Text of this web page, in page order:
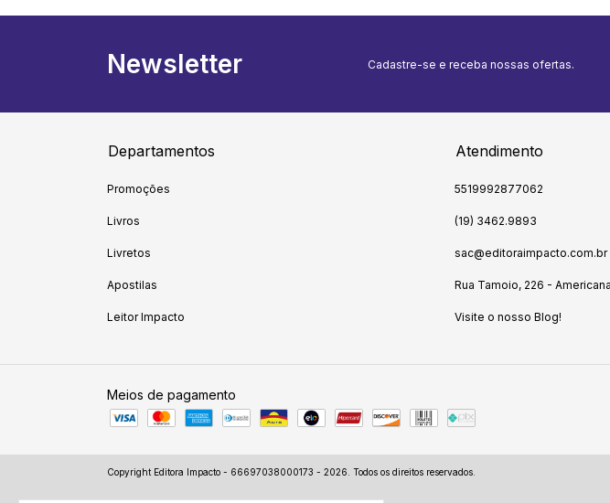
Newsletter Cadastre-se e receba nossas ofertas.
Departamentos
Promoções
Livros
Livretos
Apostilas
Leitor Impacto
Atendimento
5519992877062
(19) 3462.9893
sac@editoraimpacto.com.br
Rua Tamoio, 226 -
Visite o nosso Blog!
Meios de pagamento
Copyright Editora Impacto - 66697038000173 - 2026. Todos os direitos reservados.